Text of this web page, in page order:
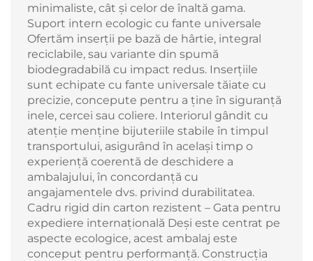
minimaliste, cât și celor de înaltă gama.
Suport intern ecologic cu fante universale
Ofertăm inserții pe bază de hârtie, integral
reciclabile, sau variante din spumă
biodegradabilă cu impact redus. Inserțiile
sunt echipate cu fante universale tăiate cu
precizie, concepute pentru a ține în siguranță
inele, cercei sau coliere. Interiorul gândit cu
atenție menține bijuteriile stabile în timpul
transportului, asigurând în același timp o
experiență coerentă de deschidere a
ambalajului, în concordanță cu
angajamentele dvs. privind durabilitatea.
Cadru rigid din carton rezistent – Gata pentru
expediere internațională Deși este centrat pe
aspecte ecologice, acest ambalaj este
conceput pentru performanță. Construcția